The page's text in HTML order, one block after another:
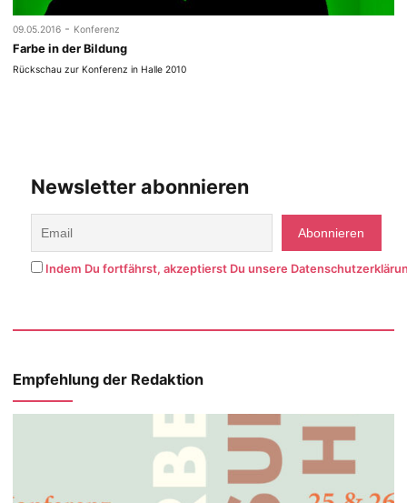
09.05.2016 - Konferenz
Farbe in der Bildung
Rückschau zur Konferenz in Halle 2010
Newsletter abonnieren
Indem Du fortfährst, akzeptierst Du unsere
Empfehlung der Redaktion